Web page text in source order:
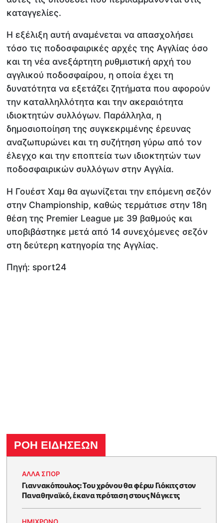
καταγγελίες.
Η εξέλιξη αυτή αναμένεται να απασχολήσει
τόσο τις ποδοσφαιρικές αρχές της Αγγλίας όσο
και τη νέα ανεξάρτητη ρυθμιστική αρχή του
αγγλικού ποδοσφαίρου, η οποία έχει τη
δυνατότητα να εξετάζει ζητήματα που αφορούν
την καταλληλλότητα και την ακεραιότητα
ιδιοκτητών συλλόγων. Παράλληλα, η
δημοσιοποίηση της συγκεκριμένης έρευνας
αναζωπυρώνει και τη συζήτηση γύρω από τον
έλεγχο και την εποπτεία των ιδιοκτητών των
ποδοσφαιρικών συλλόγων στην Αγγλία.
Η Γουέστ Χαμ θα αγωνίζεται την επόμενη σεζόν
στην Championship, καθώς τερμάτισε στην 18η
θέση της Premier League με 39 βαθμούς και
υποβιβάστηκε μετά από 14 συνεχόμενες σεζόν
στη δεύτερη κατηγορία της Αγγλίας.
Πηγή: sport24
ΡΟΗ ΕΙΔΗΣΕΩΝ
ΑΛΛΑ ΣΠΟΡ
Γιαννακόπουλος: Του χρόνου θα φέρω Γιόκιτς στον
Παναθηναϊκό, έκανα πρόταση στους Νάγκετς